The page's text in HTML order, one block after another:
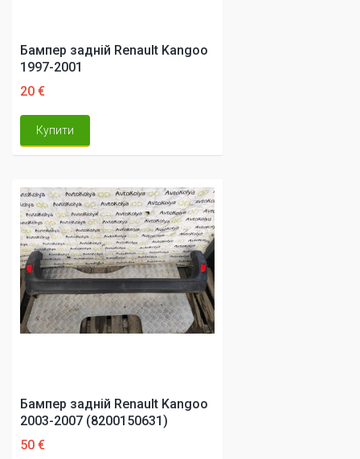
Бампер задній Renault Kangoo
1997-2001
20 €
Купити
Бампер задній Renault Kangoo
2003-2007 (8200150631)
50 €